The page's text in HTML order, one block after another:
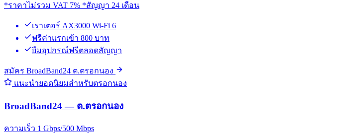
*ราคาไม่รวม VAT 7% *สัญญา 24 เดือน
เราเตอร์ AX3000 Wi-Fi 6
ฟรีค่าแรกเข้า 800 บาท
ยืมอุปกรณ์ฟรีตลอดสัญญา
สมัคร BroadBand24 ต.ตรอกนอง
แนะนำยอดนิยมสำหรับตรอกนอง
BroadBand24 — ต.ตรอกนอง
ความเร็ว 1 Gbps/500 Mbps